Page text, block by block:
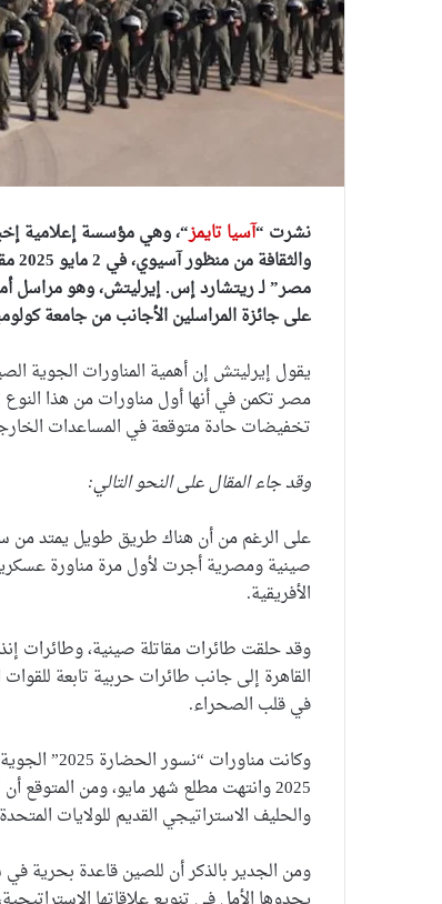
نشرت “آسيا تايمز“، وهي مؤسسة إعلامية
على جائزة المراسلين الأجانب من جامعة
مصر تكمن في أنها أول مناورات من هذا
تخفيضات حادة متوقعة في المساعدات
وقد جاء المقال على النحو التالي:
على الرغم من أن هناك طريق طويل يمتد من
صينية ومصرية أجرت لأول مرة مناورة
الأفريقية.
وقد حلقت طائرات مقاتلة صينية، وطائرات
القاهرة إلى جانب طائرات حربية تابعة
في قلب الصحراء.
وكانت
2025 وانتهت مطلع شهر مايو، ومن
والحليف الاستراتيجي القديم للولايات
ومن الجدير بالذكر أن للصين قاعدة بحرية في